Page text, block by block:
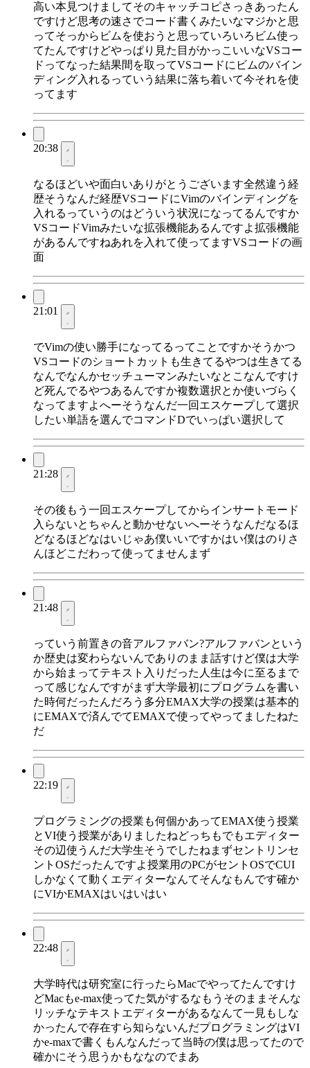
高い本見つけましてそのキャッチコピさっきあったん
ですけど思考の速さでコード書くみたいなマジかと思
ってそっからビムを使おうと思っていろいろビム使っ
てたんですけどやっぱり見た目がかっこいいなVSコー
ドってなった結果間を取ってVSコードにビムのバイン
ディング入れるっていう結果に落ち着いて今それを使
ってます
20:38
なるほどいや面白いありがとうございます全然違う経
歴そうなんだ経歴VSコードにVimのバインディングを
入れるっていうのはどういう状況になってるんですか
VSコードVimみたいな拡張機能あるんですよ拡張機能
があるんですねあれを入れて使ってますVSコードの画
面
21:01
でVimの使い勝手になってるってことですかそうかつ
VSコードのショートカットも生きてるやつは生きてる
なんでなんかセッチューマンみたいなとこなんですけ
ど死んでるやつあるんですか複数選択とか使いづらく
なってますよへーそうなんだ一回エスケープして選択
したい単語を選んでコマンドDでいっぱい選択して
21:28
その後もう一回エスケープしてからインサートモード
入らないとちゃんと動かせないへーそうなんだなるほ
どなるほどなはいじゃあ僕いいですかはい僕はのりさ
んほどこだわって使ってませんまず
21:48
っていう前置きの音アルファバン?アルファバンという
か歴史は変わらないんでありのまま話すけど僕は大学
から始まってテキスト入りだった人生は今に至るまで
って感じなんですがまず大学最初にプログラムを書い
た時何だったんだろう多分EMAX大学の授業は基本的
にEMAXで済んでてEMAXで使ってやってましたねた
だ
22:19
プログラミングの授業も何個かあってEMAX使う授業
とVI使う授業がありましたねどっちもでもエディター
その辺使うんだ大学生そうでしたねまずセントリンセ
ントOSだったんですよ授業用のPCがセントOSでCUI
しかなくて動くエディターなんてそんなもんです確か
にVIかEMAXはいはいはい
22:48
大学時代は研究室に行ったらMacでやってたんですけ
どMacもe-max使ってた気がするなもうそのままそんな
リッチなテキストエディターがあるなんて一見もしな
かったんで存在すら知らないんだプログラミングはVI
かe-maxで書くもんなんだって当時の僕は思ってたので
確かにそう思うかもななのでまあ